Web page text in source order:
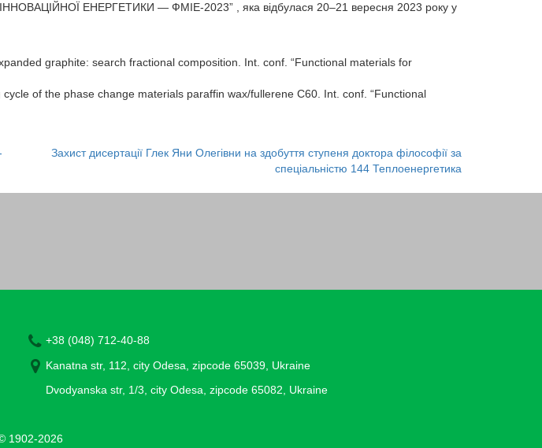
ЕНЕРГЕТИКИ — ФМІЕ-2023” , яка відбулася 20–21 вересня 2023 року у
graphite: search fractional composition. Int. conf. “Functional materials for
of the phase change materials paraffin wax/fullerene C60. Int. conf. “Functional
Захист дисертації Глек Яни Олегівни на здобуття ступеня доктора філософії за
спеціальністю 144 Теплоенергетика
+38 (048) 712-40-88
Kanatna str, 112, city Odesa, zipcode 65039, Ukraine
Dvodyanska str, 1/3, city Odesa, zipcode 65082, Ukraine
1902-2026